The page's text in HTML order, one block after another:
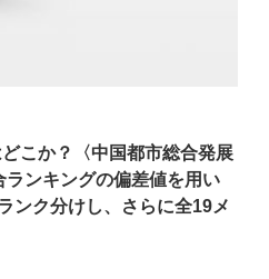
こか？〈中国都市総合発展
ンキングの偏差値を用い
ンク分けし、さらに全19メ